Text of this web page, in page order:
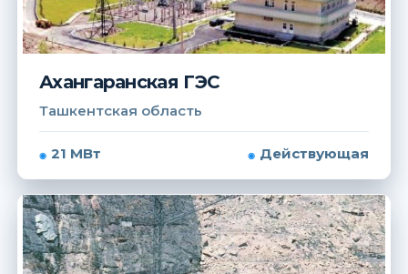
Ахангаранская ГЭС
Ташкентская область
21 МВт Действующая